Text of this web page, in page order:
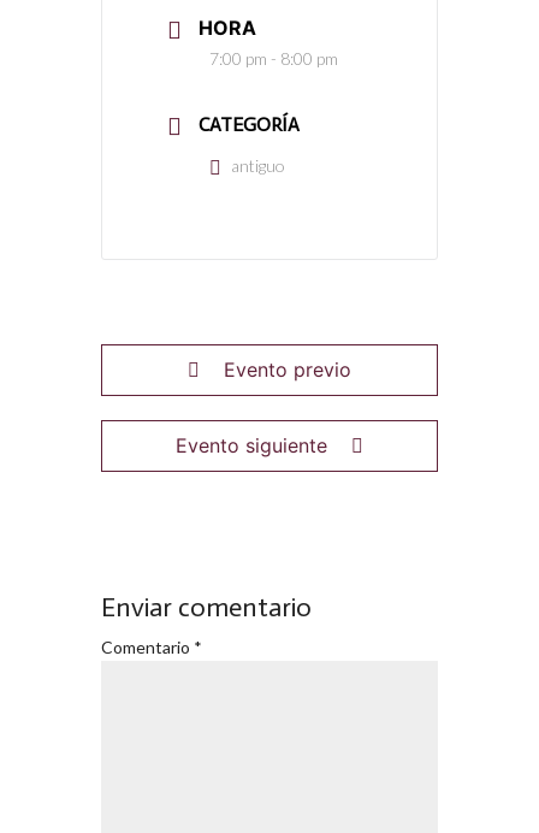
HORA
7:00 pm - 8:00 pm
CATEGORÍA
antiguo
Evento previo
Evento siguiente
Enviar comentario
Comentario *